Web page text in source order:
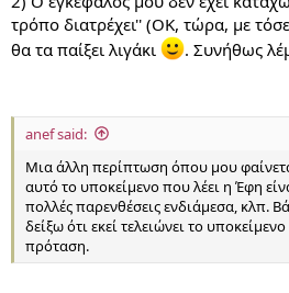
τρόπο διατρέχει'' (ΟΚ, τώρα, με
θα τα παίξει λιγάκι
. Συνήθως
anef said:
Μια άλλη περίπτωση όπου μου
αυτό το υποκείμενο που λέει η Έφη
πολλές παρενθέσεις ενδιάμεσα, κλπ.
δείξω ότι εκεί τελειώνει το
πρόταση.